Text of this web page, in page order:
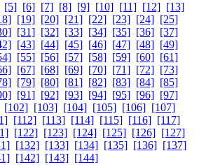
[5] [6] [7] [8] [9] [10] [11] [12] [13]
[19] [20] [21] [22] [23] [24] [25]
[31] [32] [33] [34] [35] [36] [37]
[43] [44] [45] [46] [47] [48] [49]
[55] [56] [57] [58] [59] [60] [61]
[67] [68] [69] [70] [71] [72] [73]
[79] [80] [81] [82] [83] [84] [85]
[91] [92] [93] [94] [95] [96] [97]
[102] [103] [104] [105] [106] [107]
[112] [113] [114] [115] [116] [117]
[122] [123] [124] [125] [126] [127]
[132] [133] [134] [135] [136] [137]
[142] [143] [144]